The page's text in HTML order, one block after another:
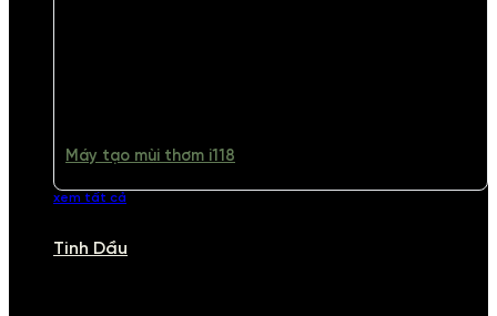
Máy tạo mùi thơm i118
xem tất cả
Tinh Dầu